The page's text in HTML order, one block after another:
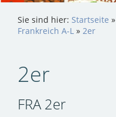
Sie sind hier: Startseite »
Frankreich A-L » 2er
2er
FRA 2er